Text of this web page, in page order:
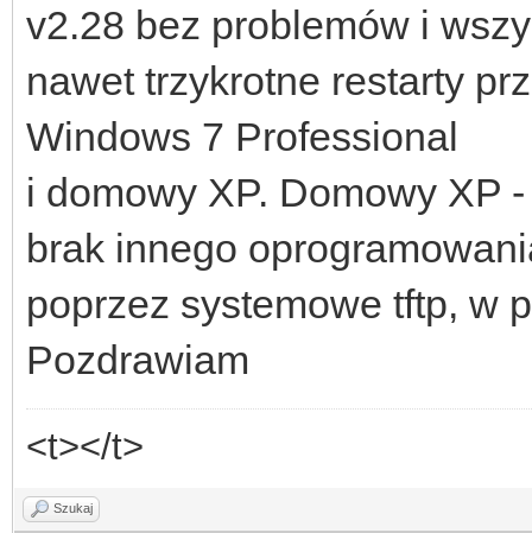
v2.28 bez problemów i
nawet trzykrotne restarty
Windows 7 Professional
i domowy XP. Domowy XP
brak innego
poprzez systemowe tftp, w
Pozdrawiam
<t></t>
Szukaj